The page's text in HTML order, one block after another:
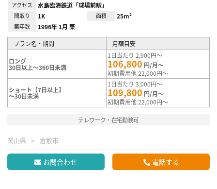
アクセス 水島臨海鉄道「球場前駅」
間取り 1K 面積 25m²
築年数 1996年 1月 築
プラン名・期間 月額目安
ロング
30日以上～360日未満
1日当たり 2,900円～
106,800 円/月～
初期費用他 22,000円～
ショート【7日以上】
～30日未満
1日当たり 3,000円～
109,800 円/月～
初期費用他 22,000円～
テレワーク・在宅勤務可
岡山県 倉敷市
お問合わせ 電話する